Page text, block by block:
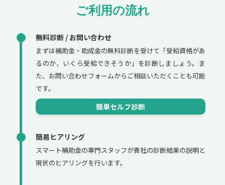
ご利用の流れ
無料診断 / お問い合わせ
まずは補助金・助成金の無料診断を受けて「受給資格があ
るのか、いくら受給できそうか」を診断しましょう。ま
た、お問い合わせフォームからご相談いただくことも可能
です。
簡単セルフ診断
簡易ヒアリング
スマート補助金の専門スタッフが貴社の診断結果の説明と
現状のヒアリングを行います。